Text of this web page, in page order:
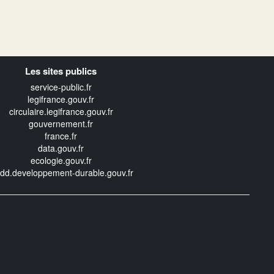
Les sites publics
service-public.fr
legifrance.gouv.fr
circulaire.legifrance.gouv.fr
gouvernement.fr
france.fr
data.gouv.fr
ecologie.gouv.fr
durable.gouv.fr